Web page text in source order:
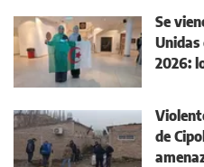
Se
2026:
de